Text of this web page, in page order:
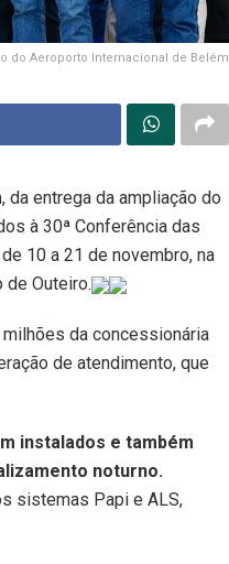
do Aeroporto Internacional de Belém
entrega da ampliação do
à 30ª Conferência das
10 a 21 de novembro, na
de Outeiro.
da concessionária
de atendimento, que
instalados e também
noturno.
sistemas Papi e ALS,